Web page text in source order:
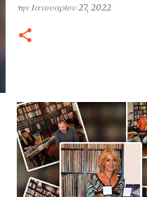
την Ιανουαρίου 27, 2022